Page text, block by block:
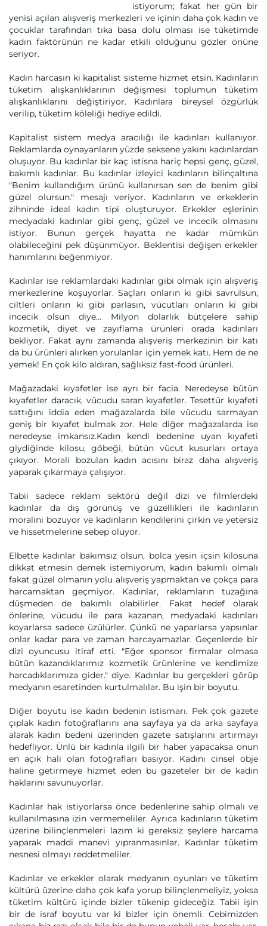
istiyorum; fakat her gün bir
yenisi açılan alışveriş merkezleri ve içinin daha çok kadın ve
çocuklar tarafından tıka basa dolu olması ise tüketimde
kadın faktörünün ne kadar etkili olduğunu gözler önüne
seriyor.
Kadın harcasın ki kapitalist sisteme hizmet etsin. Kadınların
tüketim alışkanlıklarının değişmesi toplumun tüketim
alışkanlıklarını değiştiriyor. Kadınlara bireysel özgürlük
verilip, tüketim köleliği hediye edildi.
Kapitalist sistem medya aracılığı ile kadınları kullanıyor.
Reklamlarda oynayanların yüzde seksene yakını kadınlardan
oluşuyor. Bu kadınlar bir kaç istisna hariç hepsi genç, güzel,
bakımlı kadınlar. Bu kadınlar izleyici kadınların bilinçaltına
"Benim kullandığım ürünü kullanırsan sen de benim gibi
güzel olursun." mesajı veriyor. Kadınların ve erkeklerin
zihninde ideal kadın tipi oluşturuyor. Erkekler eşlerinin
medyadaki kadınlar gibi genç, güzel ve incecik olmasını
istiyor. Bunun gerçek hayatta ne kadar mümkün
olabileceğini pek düşünmüyor. Beklentisi değişen erkekler
hanımlarını beğenmiyor.
Kadınlar ise reklamlardaki kadınlar gibi olmak için alışveriş
merkezlerine koşuyorlar. Saçları onların ki gibi savrulsun,
ciltleri onların ki gibi parlasın, vücutları onların ki gibi
incecik olsun diye... Milyon dolarlık bütçelere sahip
kozmetik, diyet ve zayıflama ürünleri orada kadınları
bekliyor. Fakat aynı zamanda alışveriş merkezinin bir katı
da bu ürünleri alırken yorulanlar için yemek katı. Hem de ne
yemek! En çok kilo aldıran, sağlıksız fast-food ürünleri.
Mağazadaki kıyafetler ise ayrı bir facia. Neredeyse bütün
kıyafetler daracık, vücudu saran kıyafetler. Tesettür kıyafeti
sattığını iddia eden mağazalarda bile vücudu sarmayan
geniş bir kıyafet bulmak zor. Hele diğer mağazalarda ise
neredeyse imkansız.Kadın kendi bedenine uyan kıyafeti
giydiğinde kilosu, göbeği, bütün vücut kusurları ortaya
çıkıyor. Morali bozulan kadın acısını biraz daha alışveriş
yaparak çıkarmaya çalışıyor.
Tabii sadece reklam sektörü değil dizi ve filmlerdeki
kadınlar da dış görünüş ve güzellikleri ile kadınların
moralini bozuyor ve kadınların kendilerini çirkin ve yetersiz
ve hissetmelerine sebep oluyor.
Elbette kadınlar bakımsız olsun, bolca yesin içsin kilosuna
dikkat etmesin demek istemiyorum, kadın bakımlı olmalı
fakat güzel olmanın yolu alışveriş yapmaktan ve çokça para
harcamaktan geçmiyor. Kadınlar, reklamların tuzağına
düşmeden de bakımlı olabilirler. Fakat hedef olarak
önlerine, vücudu ile para kazanan, medyadaki kadınları
koyarlarsa sadece üzülürler. Çünkü ne yaparlarsa yapsınlar
onlar kadar para ve zaman harcayamazlar. Geçenlerde bir
dizi oyuncusu itiraf etti. "Eğer sponsor firmalar olmasa
bütün kazandıklarımız kozmetik ürünlerine ve kendimize
harcadıklarımıza gider." diye. Kadınlar bu gerçekleri görüp
medyanın esaretinden kurtulmalılar. Bu işin bir boyutu.
Diğer boyutu ise kadın bedenin istismarı. Pek çok gazete
çıplak kadın fotoğraflarını ana sayfaya ya da arka sayfaya
alarak kadın bedeni üzerinden gazete satışlarını artırmayı
hedefliyor. Ünlü bir kadınla ilgili bir haber yapacaksa onun
en açık hali olan fotoğrafları basıyor. Kadını cinsel obje
haline getirmeye hizmet eden bu gazeteler bir de kadın
haklarını savunuyorlar.
Kadınlar hak istiyorlarsa önce bedenlerine sahip olmalı ve
kullanılmasına izin vermemeliler. Ayrıca kadınların tüketim
üzerine bilinçlenmeleri lazım ki gereksiz şeylere harcama
yaparak maddi manevi yıpranmasınlar. Kadınlar tüketim
nesnesi olmayı reddetmeliler.
Kadınlar ve erkekler olarak medyanın oyunları ve tüketim
kültürü üzerine daha çok kafa yorup bilinçlenmeliyiz, yoksa
tüketim kültürü içinde bizler tükenip gideceğiz. Tabii işin
bir de israf boyutu var ki bizler için önemli. Cebimizden